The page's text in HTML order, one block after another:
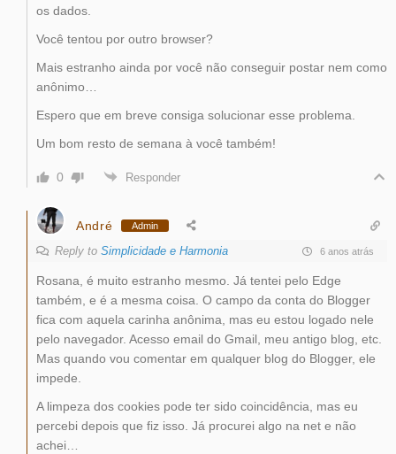
os dados.
Você tentou por outro browser?
Mais estranho ainda por você não conseguir postar nem como
anônimo…
Espero que em breve consiga solucionar esse problema.
Um bom resto de semana à você também!
0 Responder
André Admin
Reply to Simplicidade e Harmonia 6 anos atrás
Rosana, é muito estranho mesmo. Já tentei pelo Edge
também, e é a mesma coisa. O campo da conta do Blogger
fica com aquela carinha anônima, mas eu estou logado nele
pelo navegador. Acesso email do Gmail, meu antigo blog, etc.
Mas quando vou comentar em qualquer blog do Blogger, ele
impede.
A limpeza dos cookies pode ter sido coincidência, mas eu
percebi depois que fiz isso. Já procurei algo na net e não
achei…